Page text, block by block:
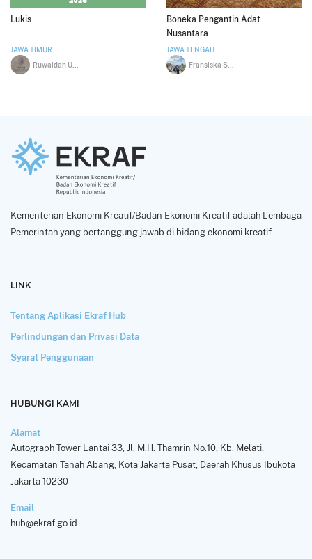
Lukis
JAWA TIMUR
Boneka Pengantin Adat
Nusantara
JAWA TENGAH
Kementerian Ekonomi Kreatif/Badan Ekonomi Kreatif adalah Lembaga
Pemerintah yang bertanggung jawab di bidang ekonomi kreatif.
LINK
Tentang Aplikasi Ekraf Hub
Perlindungan dan Privasi Data
Syarat Penggunaan
HUBUNGI KAMI
Alamat
Autograph Tower Lantai 33, Jl. M.H. Thamrin No.10, Kb. Melati,
Kecamatan Tanah Abang, Kota Jakarta Pusat, Daerah Khusus Ibukota
Jakarta 10230
Email
hub@ekraf.go.id